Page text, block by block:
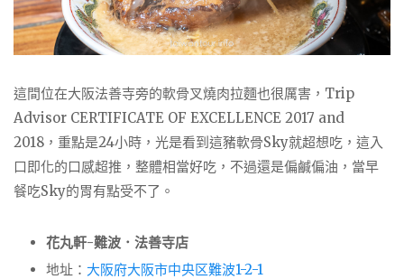
這間位在大阪法善寺旁的軟骨叉燒肉拉麵也很厲害，Trip
Advisor CERTIFICATE OF EXCELLENCE 2017 and
2018，重點是24小時，光是看到這豬軟骨Sky就超想吃，這入
口即化的口感超推，整體相當好吃，不過還是偏鹹偏油，當早
餐吃Sky的胃有點受不了。
花丸軒-難波．法善寺店
地址： 大阪府大阪市中央区難波1-2-1